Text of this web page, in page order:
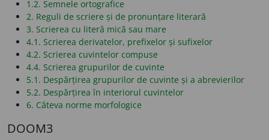
1.2. Semnele ortografice
2. Reguli de scriere și de pronunțare literară
3. Scrierea cu literă mică sau mare
4.1. Scrierea derivatelor, prefixelor și sufixelor
4.2. Scrierea cuvintelor compuse
4.4. Scrierea grupurilor de cuvinte
5.1. Despărțirea grupurilor de cuvinte și a abrevierilor
5.2. Despărțirea în interiorul cuvintelor
6. Câteva norme morfologice
DOOM3